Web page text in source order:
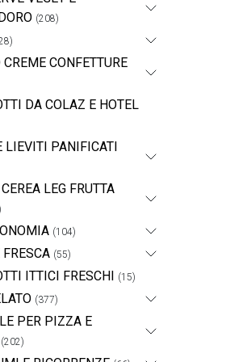
(208)
CREME CONFETTURE
DA COLAZ E HOTEL
LIEVITI PANIFICATI
LEG FRUTTA
(104)
(55)
ITTICI FRESCHI (15)
(377)
PER PIZZA E
(202)